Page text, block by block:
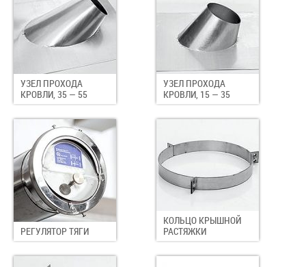
УЗЕЛ ПРОХОДА
КРОВЛИ, 35 — 55
УЗЕЛ ПРОХОДА
КРОВЛИ, 15 — 35
РЕГУЛЯТОР ТЯГИ
КОЛЬЦО КРЫШНОЙ
РАСТЯЖКИ